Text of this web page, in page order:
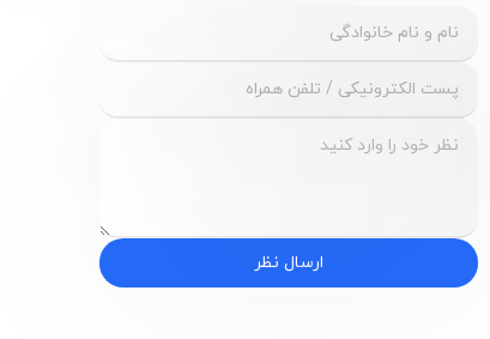
ارسال نظر